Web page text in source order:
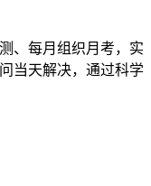
、每月组织月考，实
当天解决，通过科学